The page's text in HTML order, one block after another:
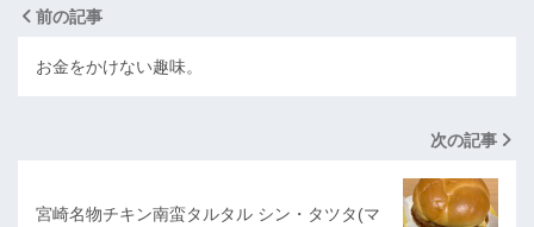
前の記事
お金をかけない趣味。
次の記事
宮崎名物チキン南蛮タルタル シン・タツタ(マ